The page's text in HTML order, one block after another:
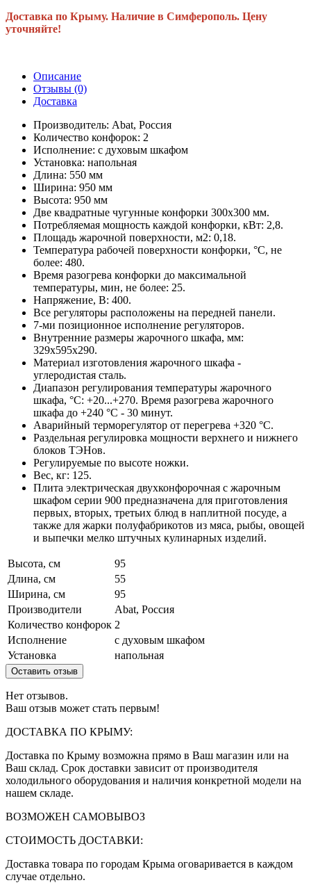
Доставка по Крыму. Наличие в Симферополь. Цену
уточняйте!
Описание
Отзывы (0)
Доставка
Производитель: Abat, Россия
Количество конфорок: 2
Исполнение: с духовым шкафом
Установка: напольная
Длина: 550 мм
Ширина: 950 мм
Высота: 950 мм
Две квадратные чугунные конфорки 300х300 мм.
Потребляемая мощность каждой конфорки, кВт: 2,8.
Площадь жарочной поверхности, м2: 0,18.
Температура рабочей поверхности конфорки, °C, не
более: 480.
Время разогрева конфорки до максимальной
температуры, мин, не более: 25.
Напряжение, В: 400.
Все регуляторы расположены на передней панели.
7-ми позиционное исполнение регуляторов.
Внутренние размеры жарочного шкафа, мм:
329х595х290.
Материал изготовления жарочного шкафа -
углеродистая сталь.
Диапазон регулирования температуры жарочного
шкафа, °C: +20...+270. Время разогрева жарочного
шкафа до +240 °C - 30 минут.
Аварийный терморегулятор от перегрева +320 °C.
Раздельная регулировка мощности верхнего и нижнего
блоков ТЭНов.
Регулируемые по высоте ножки.
Вес, кг: 125.
Плита электрическая двухконфорочная с жарочным
шкафом серии 900 предназначена для приготовления
первых, вторых, третьих блюд в наплитной посуде, а
также для жарки полуфабрикотов из мяса, рыбы, овощей
и выпечки мелко штучных кулинарных изделий.
Высота, см
95
Длина, см
55
Ширина, см
95
Производители
Abat, Россия
Количество конфорок 2
Исполнение
с духовым шкафом
Установка
напольная
Оставить отзыв
Нет отзывов.
Ваш отзыв может стать первым!
ДОСТАВКА ПО КРЫМУ:
Доставка по Крыму возможна прямо в Ваш магазин или на
Ваш склад. Срок доставки зависит от производителя
холодильного оборудования и наличия конкретной модели на
нашем складе.
ВОЗМОЖЕН САМОВЫВОЗ
СТОИМОСТЬ ДОСТАВКИ:
Доставка товара по городам Крыма оговаривается в каждом
случае отдельно.